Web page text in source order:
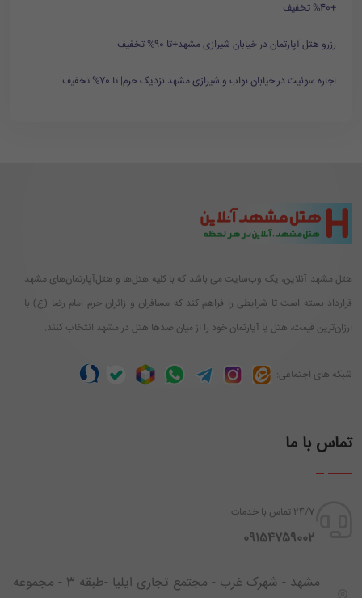
+40% تخفیف
رزرو هتل آپارتمان در خیابان شیرازی مشهد+تا 90% تخفیف
اجاره سوئیت در خیابان نواب و شیرازی مشهد نزدیک حرم| تا 70% تخفیف
هتل مشهد آنلاین، یک وب‌سایت می باشد که با کلیه هتل‌ها و هتل‌آپارتمان‌های مشهد
قرارداد بسته است تا شرایطی را فراهم کند که مسافران و زائران حرم امام رضا (ع) با
ارزان‌ترین قیمت، هتل یا آپارتمان خود را از میان صدها هتل در مشهد انتخاب کنند.
شبکه های اجتماعی:
تماس با ما
24/7 تماس با خدمات
‪ 09154759002
مشهد - شهرک غرب - مجتمع تجاری ایلیا -طبقه 3 - مجموعه